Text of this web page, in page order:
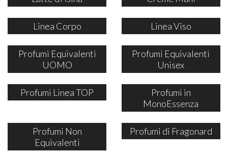
Linea Corpo Linea Viso
Profumi Equivalenti
UOMO
Profumi Equivalenti
Unisex
Profumi Linea TOP
Profumi in
MonoEssenza
Profumi Non
Equivalenti
Profumi di Fragonard